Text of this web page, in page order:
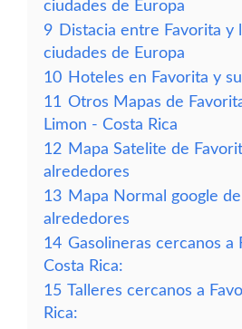
ciudades de Europa
9 Distacia entre Favorita y
ciudades de Europa
10 Hoteles en Favorita y
11 Otros Mapas de
Limon - Costa Rica
12 Mapa Satelite de
alrededores
13 Mapa Normal google
alrededores
14 Gasolineras cercanos a
Costa Rica:
15 Talleres cercanos a
Rica: